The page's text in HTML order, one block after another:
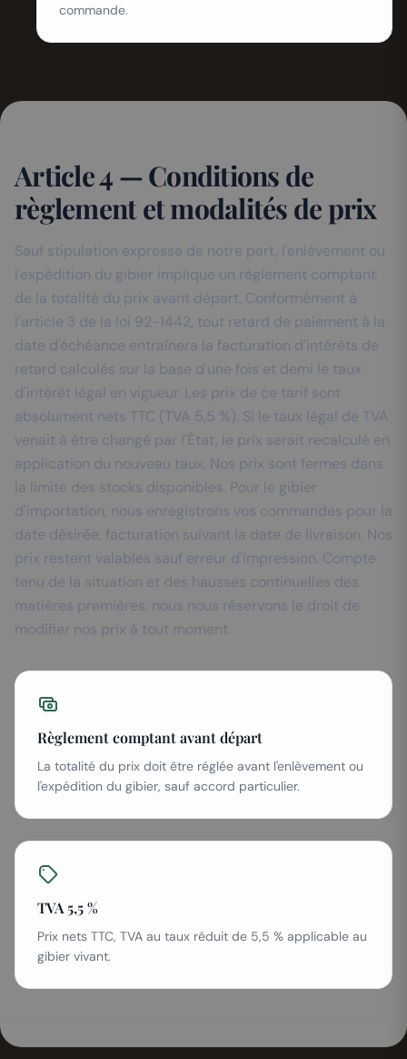
commande.
Article 4 — Conditions de
règlement et modalités de prix
Sauf stipulation expresse de notre part, l'enlèvement ou
l'expédition du gibier implique un règlement comptant
de la totalité du prix avant départ. Conformément à
l'article 3 de la loi 92-1442, tout retard de paiement à la
date d'échéance entraînera la facturation d'intérêts de
retard calculés sur la base d'une fois et demi le taux
d'intérêt légal en vigueur. Les prix de ce tarif sont
absolument nets TTC (TVA 5,5 %). Si le taux légal de TVA
venait à être changé par l'État, le prix serait recalculé en
application du nouveau taux. Nos prix sont fermes dans
la limite des stocks disponibles. Pour le gibier
d'importation, nous enregistrons vos commandes pour la
date désirée, facturation suivant la date de livraison. Nos
prix restent valables sauf erreur d'impression. Compte
tenu de la situation et des hausses continuelles des
matières premières, nous nous réservons le droit de
modifier nos prix à tout moment.
Règlement comptant avant départ
La totalité du prix doit être réglée avant l'enlèvement ou
l'expédition du gibier, sauf accord particulier.
TVA 5,5 %
Prix nets TTC, TVA au taux réduit de 5,5 % applicable au
gibier vivant.